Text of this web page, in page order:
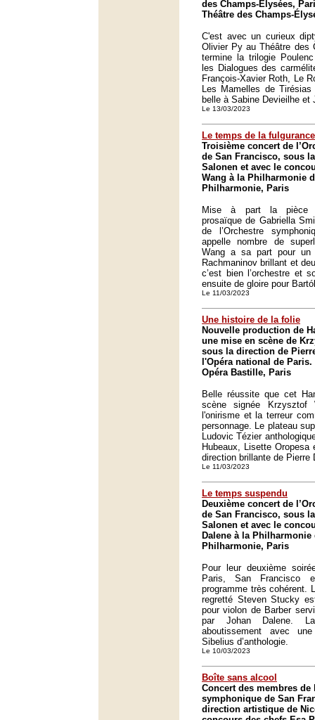
des Champs-Élysées,
Théâtre des Champs-
C'est avec un curieux
Olivier Py au Théâtre des
termine la trilogie
les Dialogues des
François-Xavier Roth, Le
Les Mamelles de
belle à Sabine Devieilhe et
Le 13/03/2023
Le temps de la fulgurance
Troisième concert de
de San Francisco, sous
Salonen et avec le
Wang à la Philharmonie
Philharmonie, Paris
Mise à part la pièce
prosaïque de Gabriella
de l’Orchestre
appelle nombre de
Wang a sa part pour un
Rachmaninov brillant et
c’est bien l’orchestre et
ensuite de gloire pour
Le 11/03/2023
Une histoire de la folie
Nouvelle production de
une mise en scène de
sous la direction de
l'Opéra national de Paris.
Opéra Bastille, Paris
Belle réussite que cet
scène signée Krzysztof
l'onirisme et la terreur
personnage. Le plateau
Ludovic Tézier
Hubeaux, Lisette
direction brillante de Pierre
Le 11/03/2023
Le temps suspendu
Deuxième concert de
de San Francisco, sous
Salonen et avec le
Dalene à la Philharmonie
Philharmonie, Paris
Pour leur deuxième
Paris, San Francisco
programme très cohérent.
regretté Steven Stucky
pour violon de Barber
par Johan Dalene.
aboutissement avec
Sibelius d’anthologie.
Le 10/03/2023
Boîte sans alcool
Concert des membres de
symphonique de San
direction artistique de